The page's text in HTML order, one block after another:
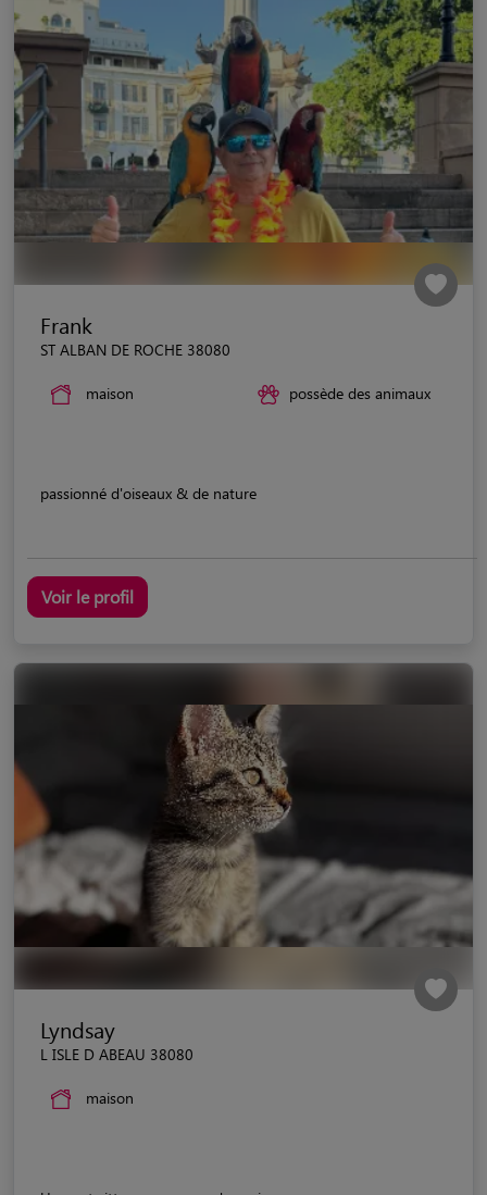
Frank
ST ALBAN DE ROCHE 38080
maison possède des animaux
passionné d'oiseaux & de nature
Voir le profil
Lyndsay
L ISLE D ABEAU 38080
maison